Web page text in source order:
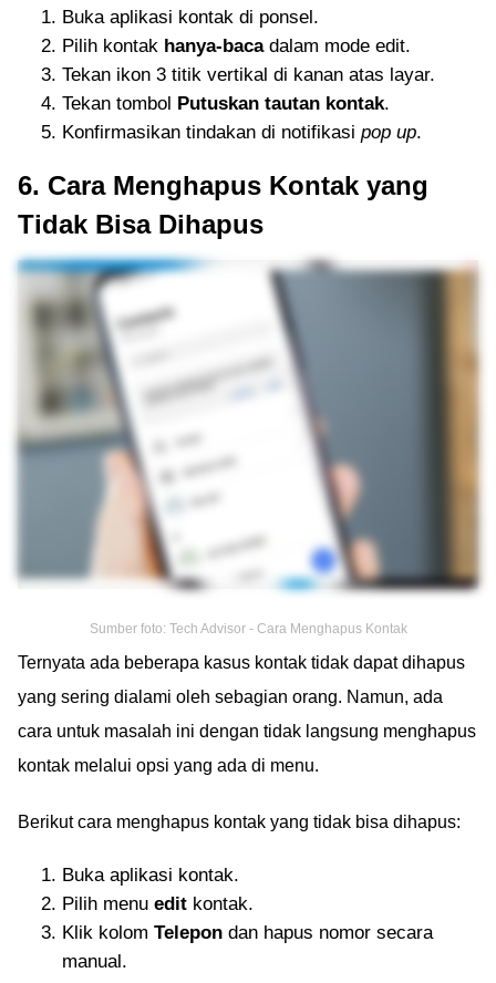
Buka aplikasi kontak di ponsel.
Pilih kontak hanya-bacadalam mode edit.
Tekan ikon 3 titik vertikal di kanan atas layar.
Tekan tombol Putuskan tautan kontak.
Konfirmasikan tindakan di notifikasi pop up.
6. Cara Menghapus Kontak yang
Tidak Bisa Dihapus
Sumber foto: Tech Advisor - Cara Menghapus Kontak
Ternyata ada beberapa kasus kontak tidak dapat dihapus
yang sering dialami oleh sebagian orang. Namun, ada
cara untuk masalah ini dengan tidak langsung menghapus
kontak melalui opsi yang ada di menu.
Berikut cara menghapus kontak yang tidak bisa dihapus:
Buka aplikasi kontak.
Pilih menu edit kontak.
Klik kolom Telepon dan hapus nomor secara
manual.